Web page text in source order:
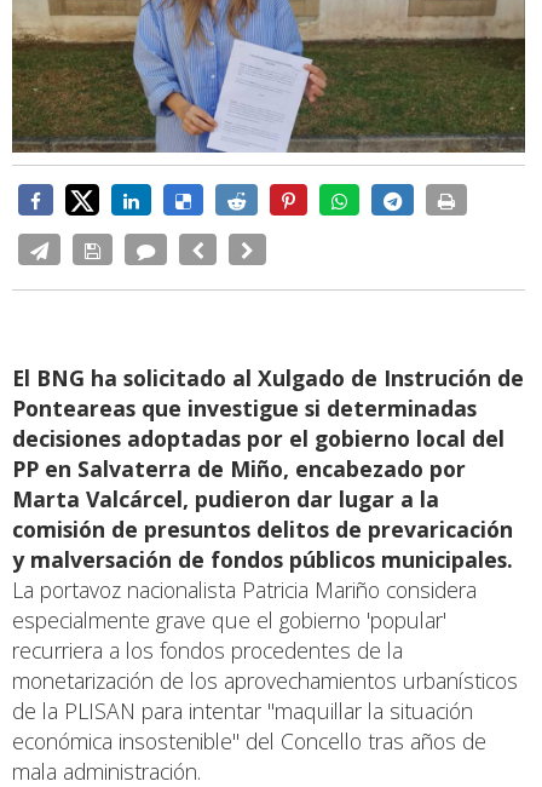
El BNG ha solicitado al Xulgado de Instrución de
Ponteareas que investigue si determinadas
decisiones adoptadas por el gobierno local del
PP en Salvaterra de Miño, encabezado por
Marta Valcárcel, pudieron dar lugar a la
comisión de presuntos delitos de prevaricación
y malversación de fondos públicos municipales.
La portavoz nacionalista Patricia Mariño considera
especialmente grave que el gobierno 'popular'
recurriera a los fondos procedentes de la
monetarización de los aprovechamientos urbanísticos
de la PLISAN para intentar "maquillar la situación
económica insostenible" del Concello tras años de
mala administración.